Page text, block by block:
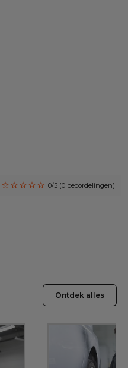
0/5 (0 beoordelingen)
Ontdek alles